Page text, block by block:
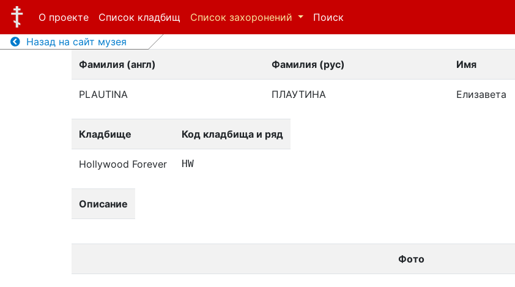
О проекте Список кладбищ Список захоронений Поиск
Назад на сайт музея
Фамилия (англ)
Фамилия (рус) Имя
PLAUTINA ПЛАУТИНА Елизавета
Кладбище Код кладбища и ряд
Hollywood Forever HW
Описание
Фото